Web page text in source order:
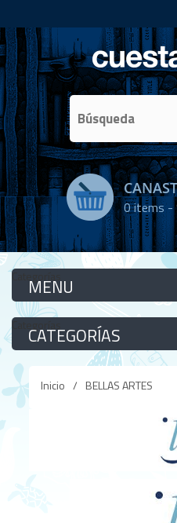
0items -
Categorías
Categorías
Inicio / BELLAS ARTES